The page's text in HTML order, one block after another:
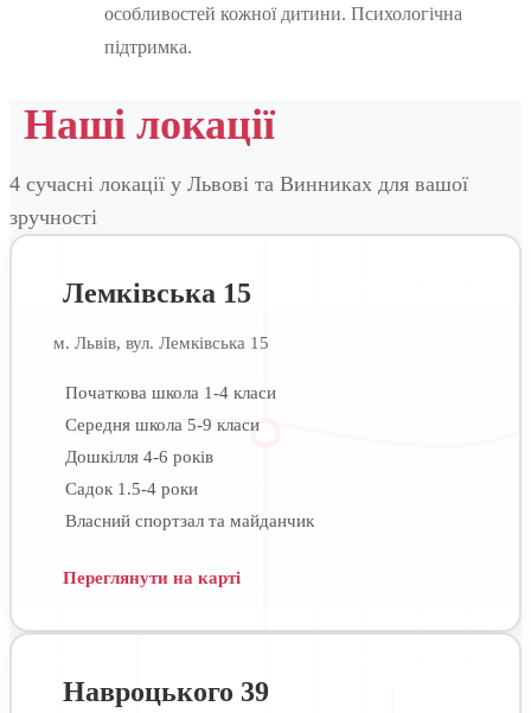
особливостей кожної дитини. Психологічна
підтримка.
Наші локації
4 сучасні локації у Львові та Винниках для вашої
зручності
Лемківська 15
м. Львів, вул. Лемківська 15
Початкова школа 1-4 класи
Середня школа 5-9 класи
Дошкілля 4-6 років
Садок 1.5-4 роки
Власний спортзал та майданчик
Переглянути на карті
Навроцького 39